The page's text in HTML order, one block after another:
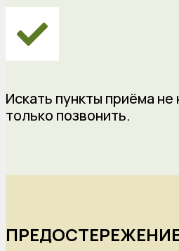
Искать пункты приёма
только позвонить.